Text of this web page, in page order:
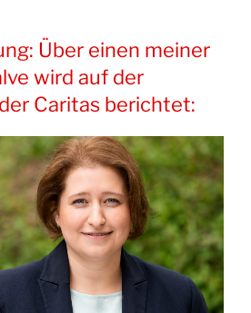
Über einen meiner
wird auf der
Caritas berichtet: